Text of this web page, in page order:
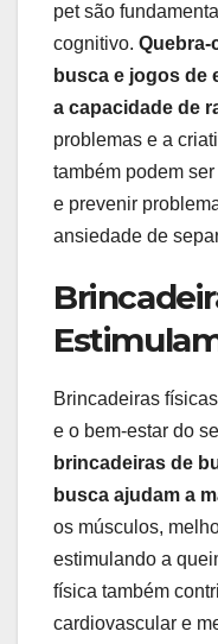
pet são
cognitivo. Quebra-
busca e jogos de
a capacidade de
problemas e a
também podem
e prevenir
ansiedade de
Brincadeiras
e o bem-estar do
brincadeiras de
busca ajudam a
os músculos,
estimulando a
física também
cardiovascular e